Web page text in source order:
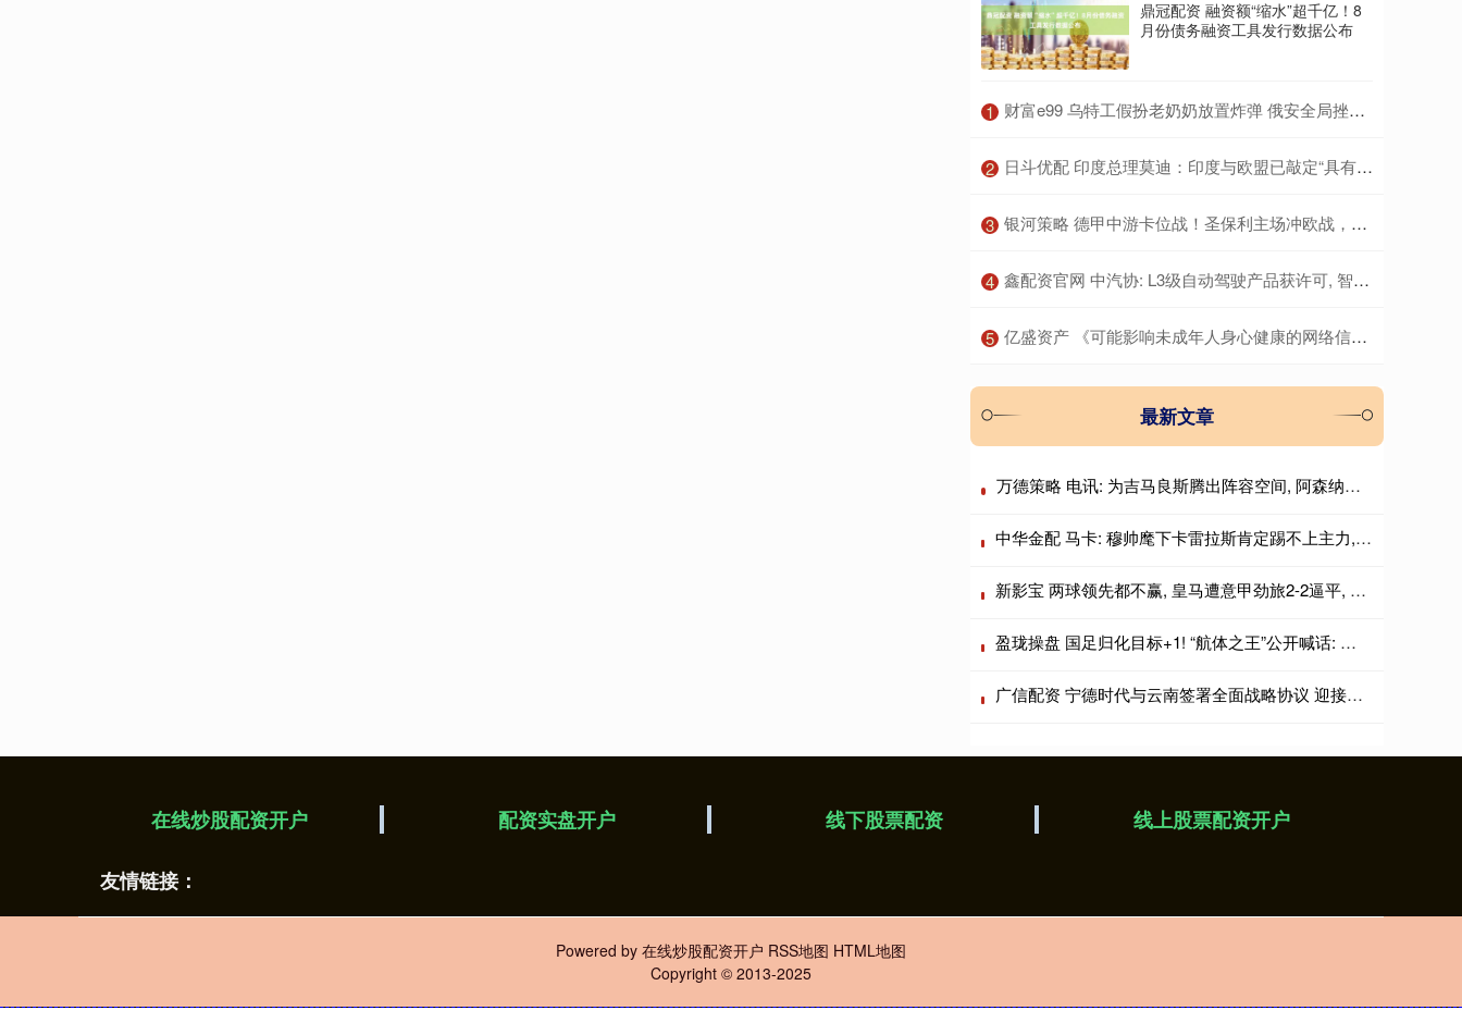
鼎冠配资 融资额“缩水”超千亿！8
月份债务融资工具发行数据公布
1 ​财富e99 乌特工假扮老奶奶放置炸弹 俄安全局挫败暗杀图谋
2 ​日斗优配 印度总理莫迪：印度与欧盟已敲定“具有里程碑意义”的自由贸易协定
3 ​银河策略 德甲中游卡位战！圣保利主场冲欧战，勒沃库森客场争上游
4 ​鑫配资官网 中汽协: L3级自动驾驶产品获许可, 智能网联车迈入量产应用新阶段
5 ​亿盛资产 《可能影响未成年人身心健康的网络信息分类办法（征求意见稿）》公开征求意见
最新文章
万德策略 电讯: 为吉马良斯腾出阵容空间, 阿森纳出售诺尔高
中华金配 马卡: 穆帅麾下卡雷拉斯肯定踢不上主力, 卡马文加更没戏
新影宝 两球领先都不赢, 皇马遭意甲劲旅2-2逼平, 63岁穆帅无缘上任2连胜
盈珑操盘 国足归化目标+1! “航体之王”公开喊话: 梦想代表中国队出战!
广信配资 宁德时代与云南签署全面战略协议 迎接全域增量时代
在线炒股配资开户 配资实盘开户 线下股票配资 线上股票配资开户
友情链接：
Powered by 在线炒股配资开户 RSS地图 HTML地图
Copyright © 2013-2025